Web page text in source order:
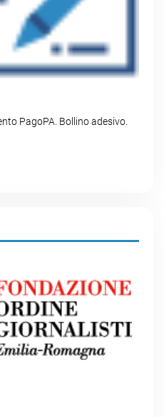
PagoPA. Bollino adesivo.